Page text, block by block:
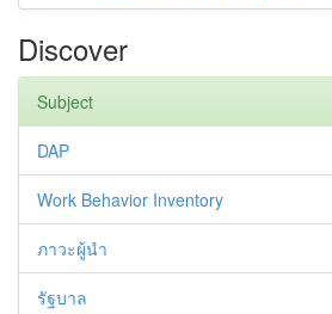
Discover
Subject
DAP
Work Behavior Inventory
ภาวะผู้นำ
รัฐบาล